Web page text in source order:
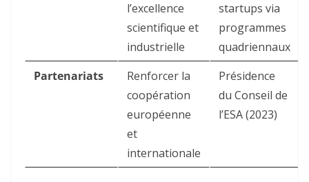
l’excellence
scientifique et
industrielle
startups via
programmes
quadriennaux
Partenariats
Renforcer la
coopération
européenne
et
internationale
Présidence
du Conseil de
l’ESA (2023)